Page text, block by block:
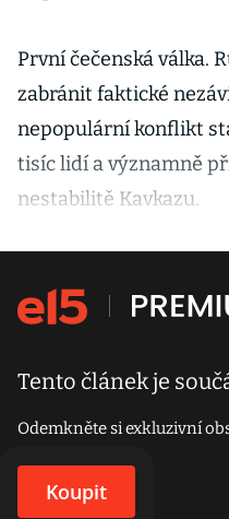
První čečenská válka.
zabránit faktické
nepopulární konflikt
tisíc lidí a významně
nestabilitě Kavkazu.
Tento článek je
Odemkněte si exkluzivní
Koupit